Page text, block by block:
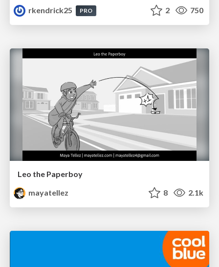
rkendrick25 PRO 2 750
Leo the Paperboy
mayatellez
8 2.1k